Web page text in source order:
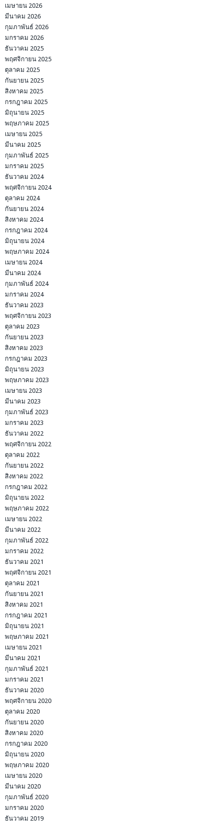
เมษายน 2026
มีนาคม 2026
กุมภาพันธ์ 2026
มกราคม 2026
ธันวาคม 2025
พฤศจิกายน 2025
ตุลาคม 2025
กันยายน 2025
สิงหาคม 2025
กรกฎาคม 2025
มิถุนายน 2025
พฤษภาคม 2025
เมษายน 2025
มีนาคม 2025
กุมภาพันธ์ 2025
มกราคม 2025
ธันวาคม 2024
พฤศจิกายน 2024
ตุลาคม 2024
กันยายน 2024
สิงหาคม 2024
กรกฎาคม 2024
มิถุนายน 2024
พฤษภาคม 2024
เมษายน 2024
มีนาคม 2024
กุมภาพันธ์ 2024
มกราคม 2024
ธันวาคม 2023
พฤศจิกายน 2023
ตุลาคม 2023
กันยายน 2023
สิงหาคม 2023
กรกฎาคม 2023
มิถุนายน 2023
พฤษภาคม 2023
เมษายน 2023
มีนาคม 2023
กุมภาพันธ์ 2023
มกราคม 2023
ธันวาคม 2022
พฤศจิกายน 2022
ตุลาคม 2022
กันยายน 2022
สิงหาคม 2022
กรกฎาคม 2022
มิถุนายน 2022
พฤษภาคม 2022
เมษายน 2022
มีนาคม 2022
กุมภาพันธ์ 2022
มกราคม 2022
ธันวาคม 2021
พฤศจิกายน 2021
ตุลาคม 2021
กันยายน 2021
สิงหาคม 2021
กรกฎาคม 2021
มิถุนายน 2021
พฤษภาคม 2021
เมษายน 2021
มีนาคม 2021
กุมภาพันธ์ 2021
มกราคม 2021
ธันวาคม 2020
พฤศจิกายน 2020
ตุลาคม 2020
กันยายน 2020
สิงหาคม 2020
กรกฎาคม 2020
มิถุนายน 2020
พฤษภาคม 2020
เมษายน 2020
มีนาคม 2020
กุมภาพันธ์ 2020
มกราคม 2020
ธันวาคม 2019